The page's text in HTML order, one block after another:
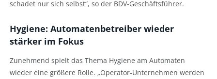
schadet nur sich selbst“, so der BDV-Geschäftsführer.
Hygiene: Automatenbetreiber wieder
stärker im Fokus
Zunehmend spielt das Thema Hygiene am Automaten
wieder eine größere Rolle. „Operator-Unternehmen werden